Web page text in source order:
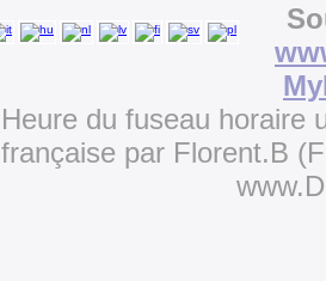
Heure du fuseau horaire
française par Florent.B